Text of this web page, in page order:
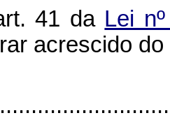
41 da Lei
acrescido